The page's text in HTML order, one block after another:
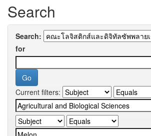
Search
Search:
for
Current filters: